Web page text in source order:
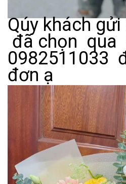
Qúy khách
đã chọn qua
0982511033
đơn ạ